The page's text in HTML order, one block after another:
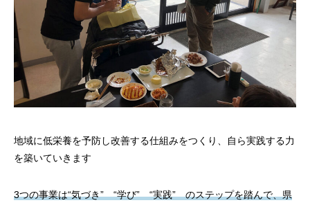
地域に低栄養を予防し改善する仕組みをつくり、自ら実践する力
を築いていきます
3つの事業は“気づき” “学び” “実践” のステップを踏んで、県